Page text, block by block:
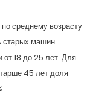
среднему возрасту
старых машин
18 до 25 лет. Для
45 лет доля